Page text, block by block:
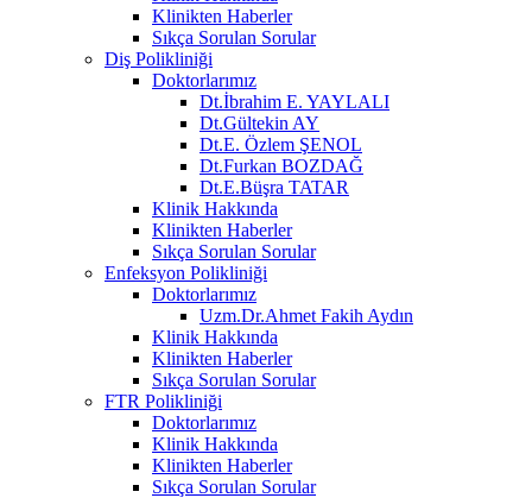
Klinikten Haberler
Sıkça Sorulan Sorular
Diş Polikliniği
Doktorlarımız
Dt.İbrahim E. YAYLALI
Dt.Gültekin AY
Dt.E. Özlem ŞENOL
Dt.Furkan BOZDAĞ
Dt.E.Büşra TATAR
Klinik Hakkında
Klinikten Haberler
Sıkça Sorulan Sorular
Enfeksyon Polikliniği
Doktorlarımız
Uzm.Dr.Ahmet Fakih Aydın
Klinik Hakkında
Klinikten Haberler
Sıkça Sorulan Sorular
FTR Polikliniği
Doktorlarımız
Klinik Hakkında
Klinikten Haberler
Sıkça Sorulan Sorular